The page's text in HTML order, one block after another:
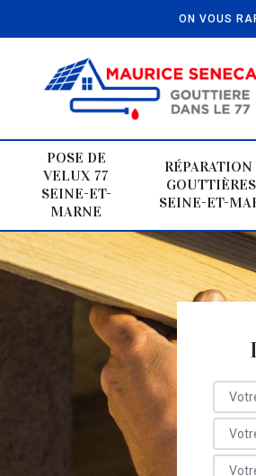
ON VOUS
POSE DE
VELUX 77
SEINE-ET-
MARNE
RÉPARATION
SEINE-ET-